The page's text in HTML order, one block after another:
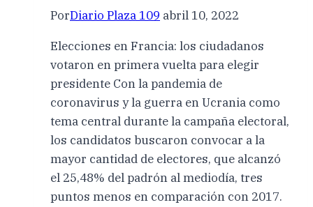
PorDiario Plaza 109 abril 10, 2022
Elecciones en Francia: los ciudadanos
votaron en primera vuelta para elegir
presidente Con la pandemia de
coronavirus y la guerra en Ucrania como
tema central durante la campaña electoral,
los candidatos buscaron convocar a la
mayor cantidad de electores, que alcanzó
el 25,48% del padrón al mediodía, tres
puntos menos en comparación con 2017.